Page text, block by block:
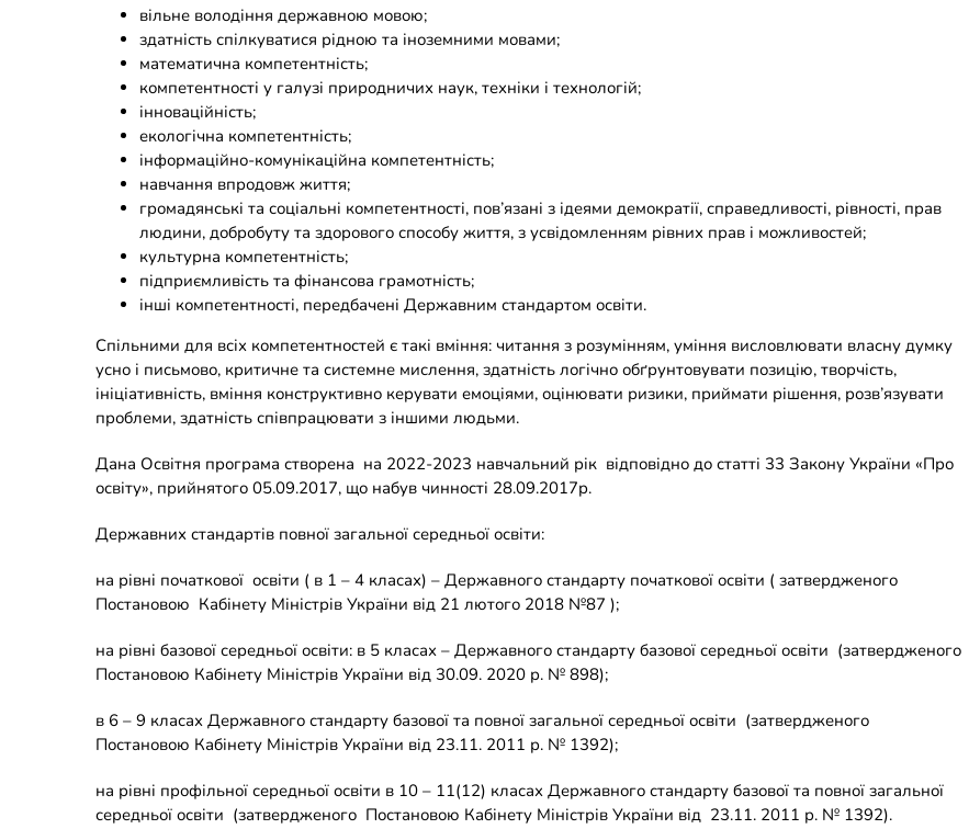
вільне володіння державною мовою;
здатність спілкуватися рідною та іноземними мовами;
математична компетентність;
компетентності у галузі природничих наук, техніки і технологій;
інноваційність;
екологічна компетентність;
інформаційно-комунікаційна компетентність;
навчання впродовж життя;
громадянські та соціальні компетентності, пов’язані з ідеями демократії, справедливості, рівності, прав
людини, добробуту та здорового способу життя, з усвідомленням рівних прав і можливостей;
культурна компетентність;
підприємливість та фінансова грамотність;
інші компетентності, передбачені Державним стандартом освіти.
Спільними для всіх компетентностей є такі вміння: читання з розумінням, уміння висловлювати власну думку
усно і письмово, критичне та системне мислення, здатність логічно обґрунтовувати позицію, творчість,
ініціативність, вміння конструктивно керувати емоціями, оцінювати ризики, приймати рішення, розв’язувати
проблеми, здатність співпрацювати з іншими людьми.
Дана Освітня програма створена на 2022-2023 навчальний рік відповідно до статті 33 Закону України «Про
освіту», прийнятого 05.09.2017, що набув чинності 28.09.2017р.
Державних стандартів повної загальної середньої освіти:
на рівні початкової освіти ( в 1 – 4 класах) – Державного стандарту початкової освіти ( затвердженого
Постановою Кабінету Міністрів України від 21 лютого 2018 №87 );
на рівні базової середньої освіти: в 5 класах – Державного стандарту базової середньої освіти (затвердженого
Постановою Кабінету Міністрів України від 30.09. 2020 р. № 898);
в 6 – 9 класах Державного стандарту базової та повної загальної середньої освіти (затвердженого
Постановою Кабінету Міністрів України від 23.11. 2011 р. № 1392);
на рівні профільної середньої освіти в 10 – 11(12) класах Державного стандарту базової та повної загальної
середньої освіти (затвердженого Постановою Кабінету Міністрів України від 23.11. 2011 р. № 1392).